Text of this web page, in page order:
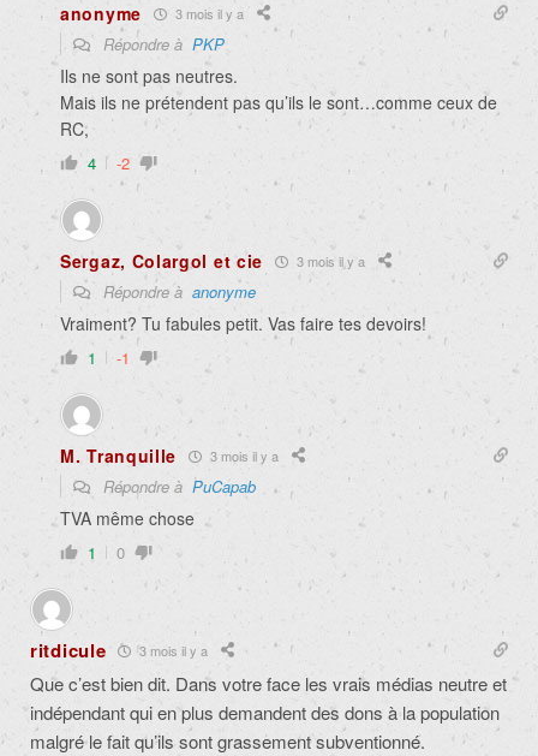
anonyme 3 mois il y a
Répondre à PKP
Ils ne sont pas neutres.
Mais ils ne prétendent pas qu’ils le sont…comme ceux de
RC,
4 -2
Sergaz, Colargol et cie 3 mois il y a
Répondre à anonyme
Vraiment? Tu fabules petit. Vas faire tes devoirs!
1 -1
M. Tranquille 3 mois il y a
Répondre à PuCapab
TVA même chose
1 0
ritdicule 3 mois il y a
Que c’est bien dit. Dans votre face les vrais médias neutre et
indépendant qui en plus demandent des dons à la population
malgré le fait qu’ils sont grassement subventionné.